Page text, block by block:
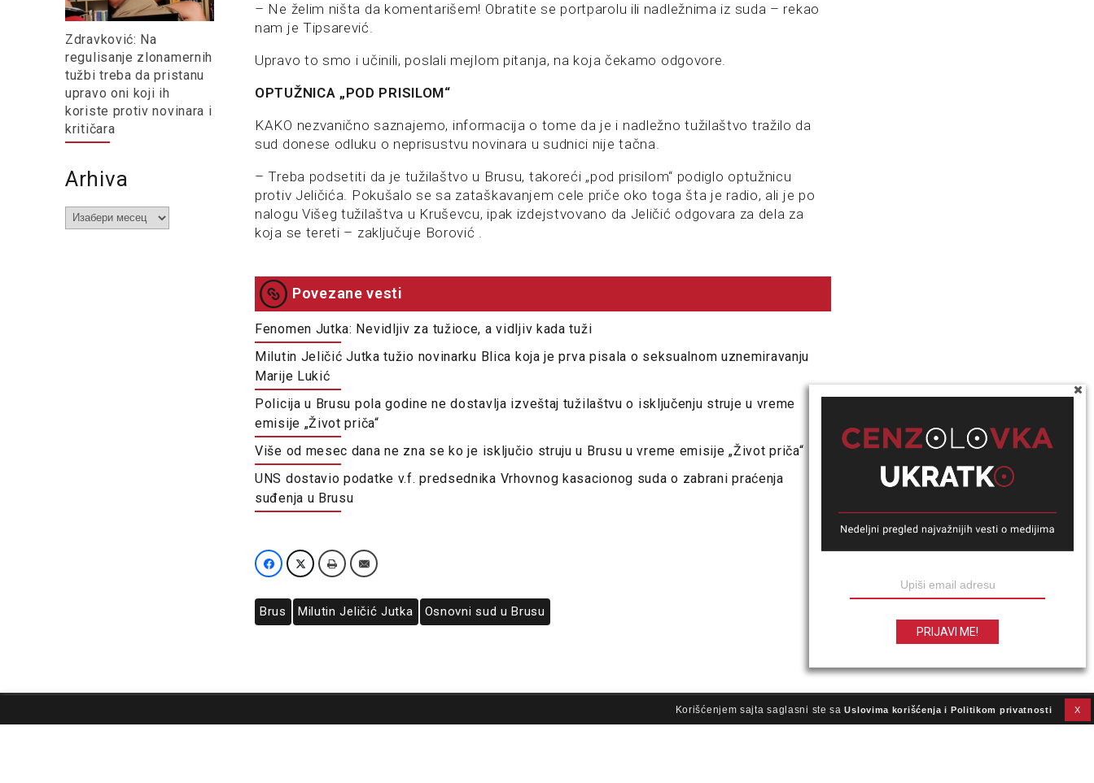
Zdravković: Na
regulisanje zlonamernih
tužbi treba da pristanu
upravo oni koji ih
koriste protiv novinara i
kritičara
Arhiva
Arhiva
– Ne želim ništa da komentarišem! Obratite se portparolu ili nadležnima iz suda – rekao
nam je Tipsarević.
Upravo to smo i učinili, poslali mejlom pitanja, na koja čekamo odgovore.
OPTUŽNICA „POD PRISILOM“
KAKO nezvanično saznajemo, informacija o tome da je i nadležno tužilaštvo tražilo da
sud donese odluku o neprisustvu novinara u sudnici nije tačna.
– Treba podsetiti da je tužilaštvo u Brusu, takoreći „pod prisilom“ podiglo optužnicu
protiv Jeličića. Pokušalo se sa zataškavanjem cele priče oko toga šta je radio, ali je po
nalogu Višeg tužilaštva u Kruševcu, ipak izdejstvovano da Jeličić odgovara za dela za
koja se tereti – zaključuje Borović .
Povezane vesti
Fenomen Jutka: Nevidljiv za tužioce, a vidljiv kada tuži
Milutin Jeličić Jutka tužio novinarku Blica koja je prva pisala o seksualnom uznemiravanju
Marije Lukić
Policija u Brusu pola godine ne dostavlja izveštaj tužilaštvu o isključenju struje u vreme
emisije „Život priča“
Više od mesec dana ne zna se ko je isključio struju u Brusu u vreme emisije „Život priča“
UNS dostavio podatke v.f. predsednika Vrhovnog kasacionog suda o zabrani praćenja
suđenja u Brusu
Brus Milutin Jeličić Jutka Osnovni sud u Brusu
Korišćenjem sajta saglasni ste saUslovima korišćenja i Politikom privatnosti X